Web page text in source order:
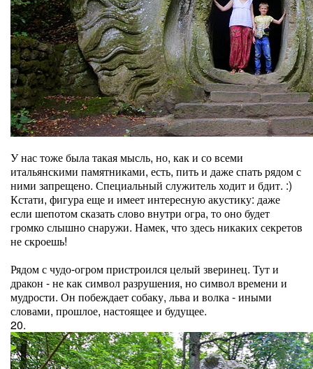
У нас тоже была такая мысль, но, как и со всеми
итальянскими памятниками, есть, пить и даже спать рядом с
ними запрещено. Специальный служитель ходит и бдит. :)
Кстати, фигура еще и имеет интересную акустику: даже
если шепотом сказать слово внутри огра, то оно будет
громко слышно снаружи. Намек, что здесь никаких секретов
не скроешь!
Рядом с чудо-огром пристроился целый зверинец. Тут и
дракон - не как символ разрушения, но символ времени и
мудрости. Он побеждает собаку, льва и волка - иными
словами, прошлое, настоящее и будущее.
20.